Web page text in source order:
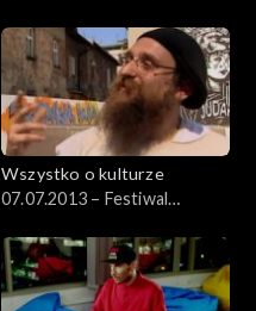
Wszystko o kulturze
07.07.2013 – Festiwal